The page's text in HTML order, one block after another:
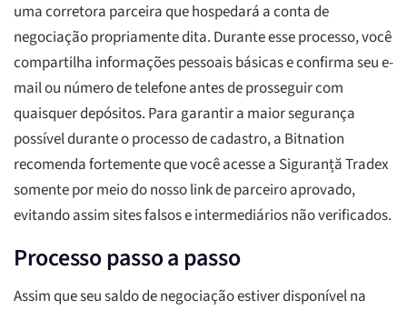
uma corretora parceira que hospedará a conta de
negociação propriamente dita. Durante esse processo, você
compartilha informações pessoais básicas e confirma seu e-
mail ou número de telefone antes de prosseguir com
quaisquer depósitos. Para garantir a maior segurança
possível durante o processo de cadastro, a Bitnation
recomenda fortemente que você acesse a Siguranță Tradex
somente por meio do nosso link de parceiro aprovado,
evitando assim sites falsos e intermediários não verificados.
Processo passo a passo
Assim que seu saldo de negociação estiver disponível na